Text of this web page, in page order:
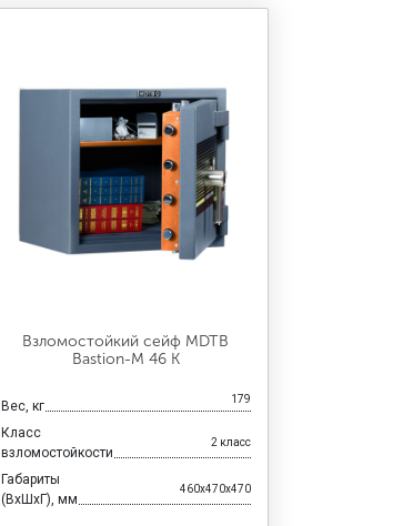
Взломостойкий сейф MDTB
Bastion-M 46 K
Вес, кг 179
Класс
взломостойкости
2 класс
Габариты
(ВхШхГ), мм
460x470x470